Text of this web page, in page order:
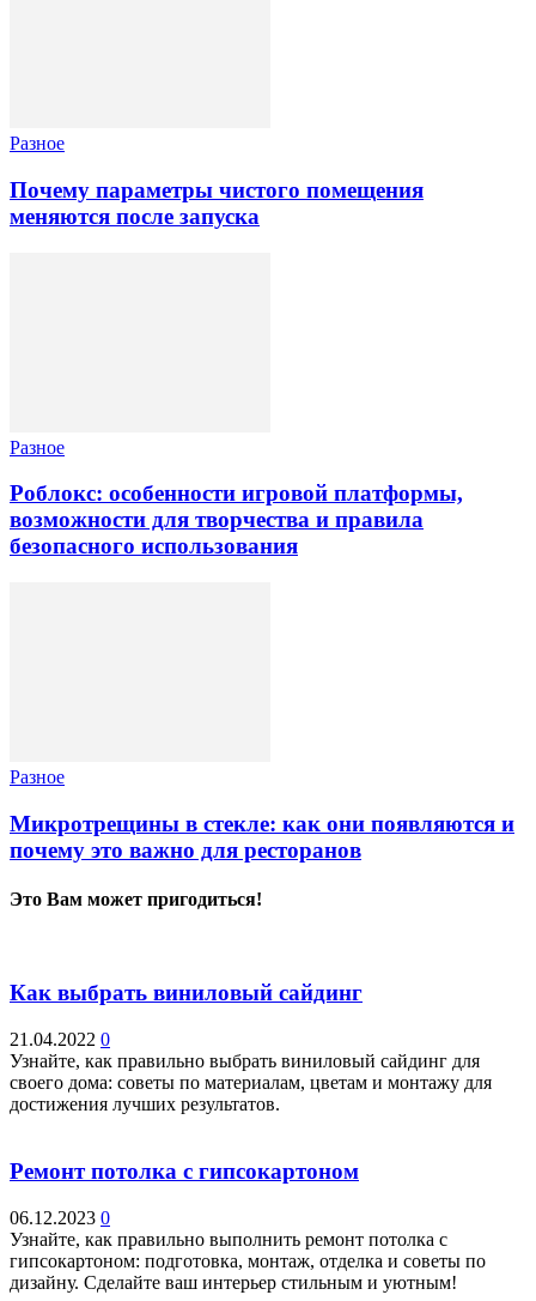
Разное
Почему параметры чистого помещения
меняются после запуска
Разное
Роблокс: особенности игровой платформы,
возможности для творчества и правила
безопасного использования
Разное
Микротрещины в стекле: как они появляются и
почему это важно для ресторанов
Это Вам может пригодиться!
Как выбрать виниловый сайдинг
21.04.2022 0
Узнайте, как правильно выбрать виниловый сайдинг для
своего дома: советы по материалам, цветам и монтажу для
достижения лучших результатов.
Ремонт потолка с гипсокартоном
06.12.2023 0
Узнайте, как правильно выполнить ремонт потолка с
гипсокартоном: подготовка, монтаж, отделка и советы по
дизайну. Сделайте ваш интерьер стильным и уютным!